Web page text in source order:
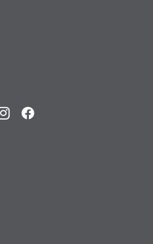
InstagramFacebook
und Social Media
können, werden von diesen
gesetzt.